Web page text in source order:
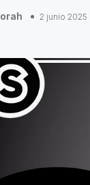
2 junio 2025